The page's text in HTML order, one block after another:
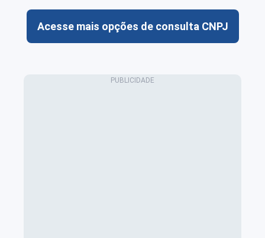
Acesse mais opções de consulta CNPJ